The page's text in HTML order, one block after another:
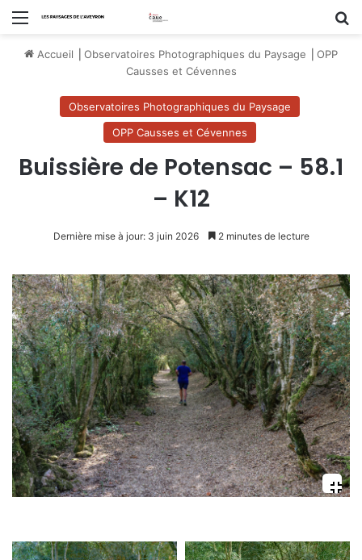
Menu
Accueil Observatoires Photographiques du Paysage
OPP
Causses et Cévennes
Observatoires Photographiques du Paysage
OPP Causses et Cévennes
Buissière de Potensac – 58.1
– K12
Dernière mise à jour: 3 juin 2026 2 minutes de lecture